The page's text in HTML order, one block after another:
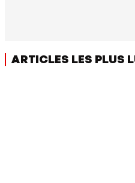
ARTICLES LES PLUS